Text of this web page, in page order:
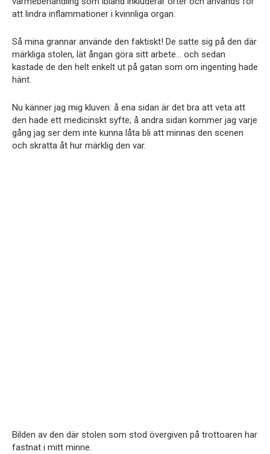
att lindra inflammationer i kvinnliga organ.
Så mina grannar använde den faktiskt! De satte sig på den där
märkliga stolen, lät ångan göra sitt arbete… och sedan
kastade de den helt enkelt ut på gatan som om ingenting hade
hänt.
Nu känner jag mig kluven: å ena sidan är det bra att veta att
den hade ett medicinskt syfte; å andra sidan kommer jag varje
gång jag ser dem inte kunna låta bli att minnas den scenen
och skratta åt hur märklig den var.
Bilden av den där stolen som stod övergiven på trottoaren har
fastnat i mitt minne.